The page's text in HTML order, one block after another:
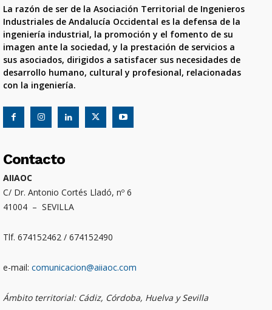
La razón de ser de la Asociación Territorial de Ingenieros
Industriales de Andalucía Occidental es la defensa de la
ingeniería industrial, la promoción y el fomento de su
imagen ante la sociedad, y la prestación de servicios a
sus asociados, dirigidos a satisfacer sus necesidades de
desarrollo humano, cultural y profesional, relacionadas
con la ingeniería.
Contacto
AIIAOC
C/ Dr. Antonio Cortés Lladó, nº 6
41004 – SEVILLA
Tlf. 674152462 / 674152490
e-mail: comunicacion@aiiaoc.com
Ámbito territorial: Cádiz, Córdoba, Huelva y Sevilla